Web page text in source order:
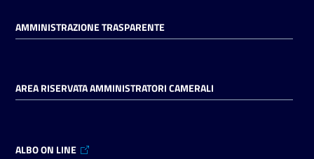
AMMINISTRAZIONE TRASPARENTE
AREA RISERVATA AMMINISTRATORI CAMERALI
ALBO ON LINE